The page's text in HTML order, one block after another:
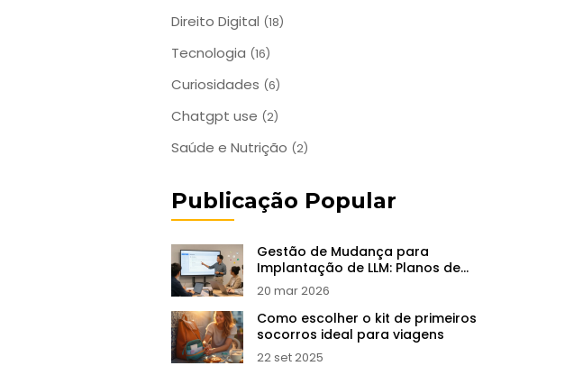
Direito Digital (18)
Tecnologia (16)
Curiosidades (6)
Chatgpt use (2)
Saúde e Nutrição (2)
Publicação Popular
Gestão de Mudança para
Implantação de LLM: Planos de
Treinamento e Adoção
20 mar 2026
Como escolher o kit de primeiros
socorros ideal para viagens
22 set 2025